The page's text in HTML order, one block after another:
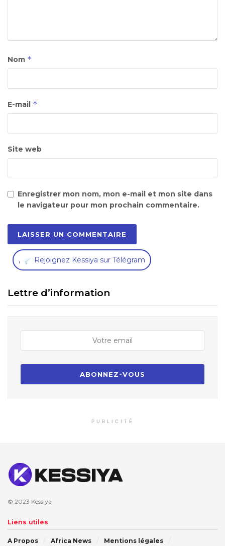
Nom *
E-mail *
Site web
Enregistrer mon nom, mon e-mail et mon site dans
le navigateur pour mon prochain commentaire.
, Rejoignez Kessiya sur Télégram
Lettre d’information
PUBLICITÉ
© 2023 Kessiya
Liens utiles
A Propos Africa News Mentions légales